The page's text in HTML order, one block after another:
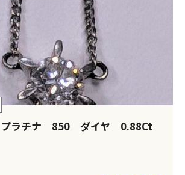
ラチナ 850 ダイヤ 0.88Ct